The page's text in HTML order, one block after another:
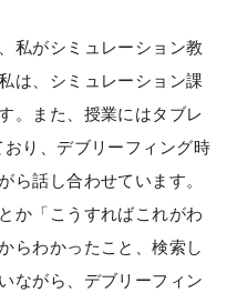
私がシミュレーション教
は、シミュレーション課
。また、授業にはタブレ
り、デブリーフィング時
ら話し合わせています。
か「こうすればこれがわ
らわかったこと、検索し
ながら、デブリーフィン